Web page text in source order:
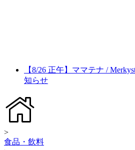
【8/26 正午】ママテナ /
知らせ
>
食品・飲料